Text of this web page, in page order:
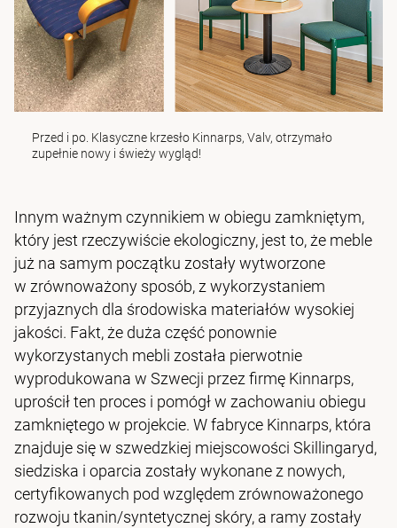
Przed i po. Klasyczne krzesło Kinnarps, Valv, otrzymało
zupełnie nowy i świeży wygląd!
Innym ważnym czynnikiem w obiegu zamkniętym,
który jest rzeczywiście ekologiczny, jest to, że meble
już na samym początku zostały wytworzone
w zrównoważony sposób, z wykorzystaniem
przyjaznych dla środowiska materiałów wysokiej
jakości. Fakt, że duża część ponownie
wykorzystanych mebli została pierwotnie
wyprodukowana w Szwecji przez firmę Kinnarps,
uprościł ten proces i pomógł w zachowaniu obiegu
zamkniętego w projekcie. W fabryce Kinnarps, która
znajduje się w szwedzkiej miejscowości Skillingaryd,
siedziska i oparcia zostały wykonane z nowych,
certyfikowanych pod względem zrównoważonego
rozwoju tkanin/syntetycznej skóry, a ramy zostały